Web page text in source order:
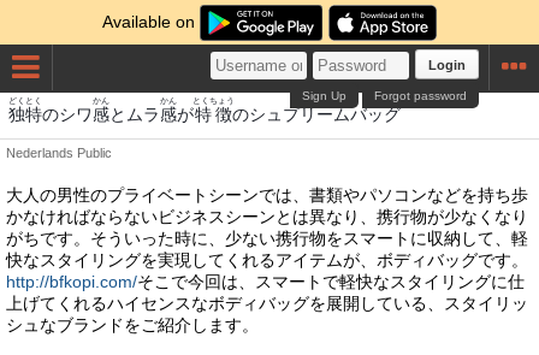
Available on
Login
Forgot password
Sign Up
独特
どくとく
のシワ感
かん
とムラ感
かん
が特徴
とくちょう
のシュプリームバッグ
Nederlands Public
大人の男性のプライベートシーンでは、書類やパソコンなどを持ち歩
かなければならないビジネスシーンとは異なり、携行物が少なくなり
がちです。そういった時に、少ない携行物をスマートに収納して、軽
快なスタイリングを実現してくれるアイテムが、ボディバッグです。
http://bfkopi.com/そこで今回は、スマートで軽快なスタイリングに仕
上げてくれるハイセンスなボディバッグを展開している、スタイリッ
シュなブランドをご紹介します。